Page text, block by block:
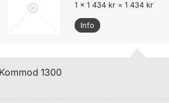
1 x 1 434 kr = 1 434 kr
Info
1300